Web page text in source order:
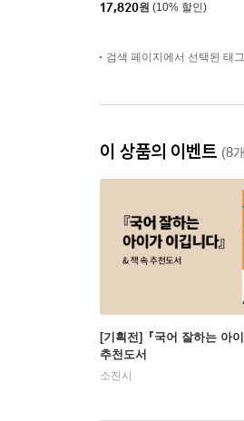
17,820원 (10% 할인)
검색 페이지에서 선택된 태
이 상품의 이벤트 (8
[기획전]『국어 잘하는 아
추천도서
소진시